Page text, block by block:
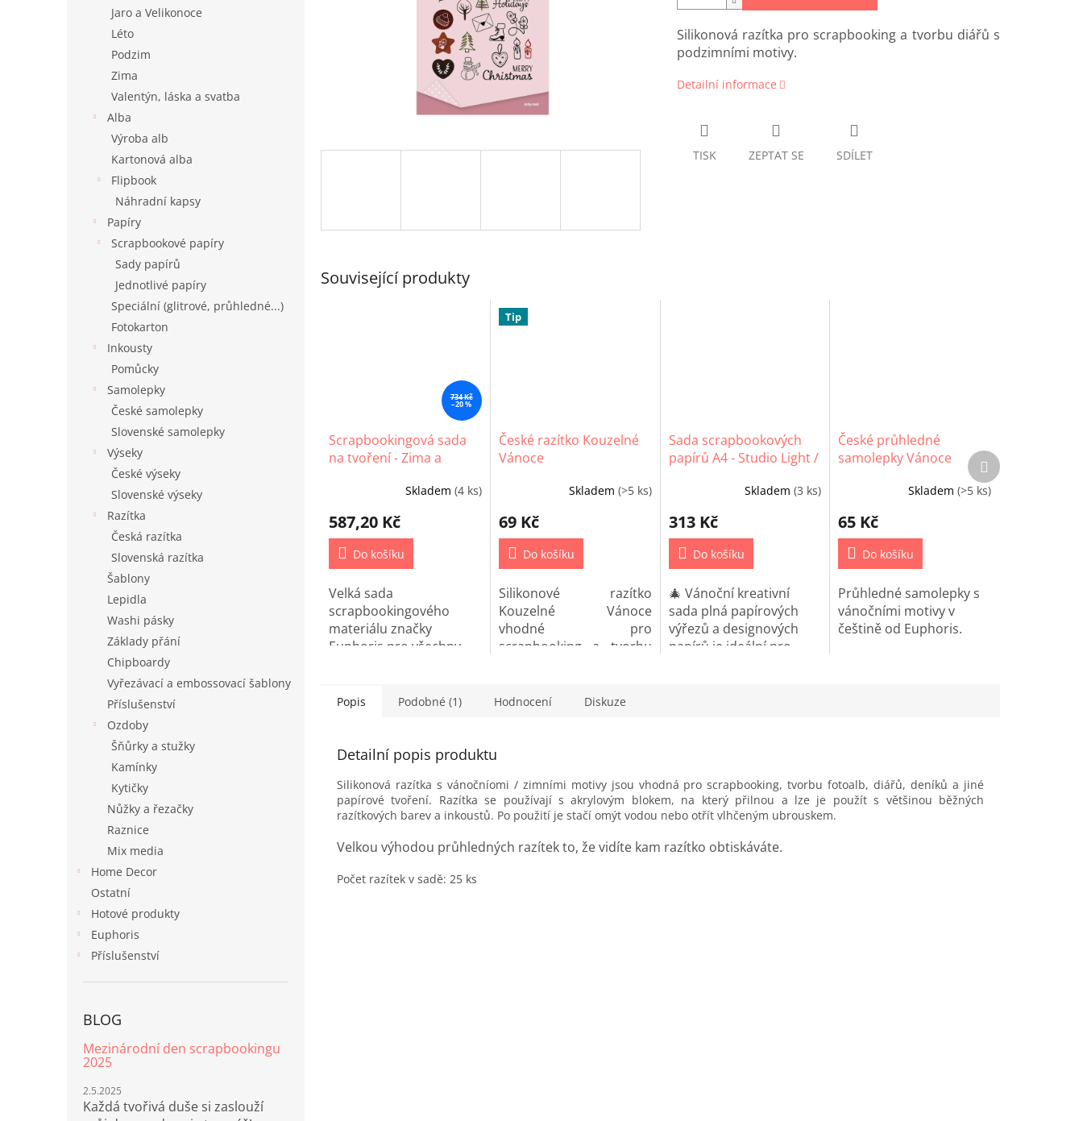
Jaro a Velikonoce
Léto
Podzim
Zima
Valentýn, láska a svatba
Alba
Výroba alb
Kartonová alba
Flipbook
Náhradní kapsy
Papíry
Scrapbookové papíry
Sady papírů
Jednotlivé papíry
Speciální (glitrové, průhledné...)
Fotokarton
Inkousty
Pomůcky
Samolepky
České samolepky
Slovenské samolepky
Výseky
České výseky
Slovenské výseky
Razítka
Česká razítka
Slovenská razítka
Šablony
Lepidla
Washi pásky
Základy přání
Chipboardy
Vyřezávací a embossovací šablony
Příslušenství
Ozdoby
Šňůrky a stužky
Kamínky
Kytičky
Nůžky a řezačky
Raznice
Mix media
Home Decor
Ostatní
Hotové produkty
Euphoris
Příslušenství
BLOG
Mezinárodní den scrapbookingu
2025
2.5.2025
Každá tvořivá duše si zaslouží
Silikonová razítka pro scrapbooking a tvorbu diářů s
podzimními motivy.
Detailní informace
TISK ZEPTAT SE SDÍLET
Související produkty
734 Kč
–20 %
Scrapbookingová sada
na tvoření - Zima a
Skladem (4 ks)
587,20 Kč
Do košíku
Velká sada
scrapbookingového
materiálu značky
Euphoris pro všechny
Tip
České razítko Kouzelné
Vánoce
produktu
je
z
hvězdiček.
Skladem (>5 ks)
69 Kč
Do košíku
Silikonové razítko
Kouzelné Vánoce
vhodné pro
scrapbooking a tvorbu
Sada scrapbookových
papírů A4 - Studio Light /
Skladem(3 ks)
313 Kč
Do košíku
🎄 Vánoční kreativní
sada plná papírových
výřezů a designových
papírů je ideální pro
dekorace a potěšte své
blízké ručně vyrobenými
detaily.
České průhledné
samolepky Vánoce
Skladem (>5 ks)
65 Kč
Do košíku
Průhledné samolepky s
vánočními motivy v
češtině od Euphoris.
Další
produkt
Popis Podobné (1) Hodnocení Diskuze
Detailní popis produktu
Silikonová razítka s vánočníomi / zimními motivy jsou vhodná pro scrapbooking, tvorbu fotoalb, diářů, deníků a jiné
papírové tvoření. Razítka se používají s akrylovým blokem, na který přilnou a lze je použít s většinou běžných
razítkových barev a inkoustů. Po použití je stačí omýt vodou nebo otřít vlhčeným ubrouskem.
Velkou výhodou průhledných razítek to, že vidíte kam razítko obtiskáváte.
Počet razítek v sadě: 25 ks